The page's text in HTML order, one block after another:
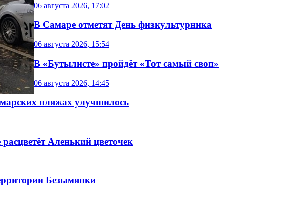
06 августа 2026, 17:02
В Самаре отметят День физкультурника
06 августа 2026, 15:54
В «Бутылисте» пройдёт «Тот самый своп»
06 августа 2026, 14:45
пляжах улучшилось
Аленький цветочек
Безымянки